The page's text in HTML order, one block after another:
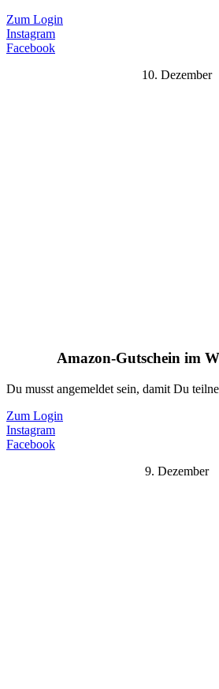
Zum Login
Instagram
Facebook
10. Dezember
Amazon-Gutschein im
Du musst angemeldet sein, damit Du
Zum Login
Instagram
Facebook
9. Dezember